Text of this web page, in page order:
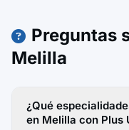
Preguntas
Melilla
¿Qué
en Melilla con Plus